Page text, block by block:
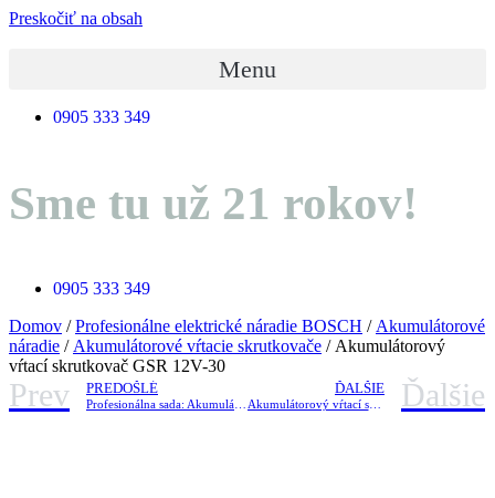
Preskočiť na obsah
Menu
0905 333 349
Sme tu už 21 rokov!
0905 333 349
Domov /Profesionálne elektrické náradie BOSCH / Akumulátorové
náradie / Akumulátorové vŕtacie skrutkovače / Akumulátorový
vŕtací skrutkovač GSR 12V-30
Prev PREDOŠLÉ ĎALŠIE
Akumulátorový vŕtací skrutkovač GSR 18V-60 C Ďalšie